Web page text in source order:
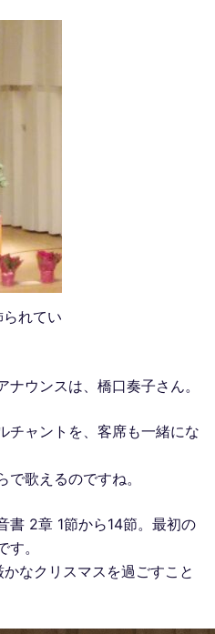
れてい
ウンスは、橋口奏子さん。
チャントを、客席も一緒にな
歌えるのですね。
書 2章 1節から14節。最初の
。
なクリスマスを過ごすこと